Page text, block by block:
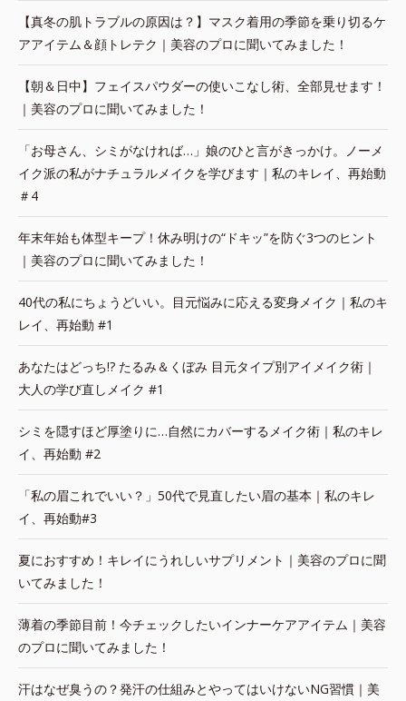
【真冬の肌トラブルの原因は？】マスク着用の季節を乗り切るケ
アアイテム＆顔トレテク｜美容のプロに聞いてみました！
【朝＆日中】フェイスパウダーの使いこなし術、全部見せます！
｜美容のプロに聞いてみました！
「お母さん、シミがなければ…」娘のひと言がきっかけ。ノーメ
イク派の私がナチュラルメイクを学びます｜私のキレイ、再始動
＃4
年末年始も体型キープ！休み明けの“ドキッ”を防ぐ3つのヒント
｜美容のプロに聞いてみました！
40代の私にちょうどいい。目元悩みに応える変身メイク｜私のキ
レイ、再始動 #1
あなたはどっち!? たるみ＆くぼみ 目元タイプ別アイメイク術｜
大人の学び直しメイク #1
シミを隠すほど厚塗りに…自然にカバーするメイク術｜私のキレ
イ、再始動 #2
「私の眉これでいい？」50代で見直したい眉の基本｜私のキレ
イ、再始動#3
夏におすすめ！キレイにうれしいサプリメント｜美容のプロに聞
いてみました！
薄着の季節目前！今チェックしたいインナーケアアイテム｜美容
のプロに聞いてみました！
汗はなぜ臭うの？発汗の仕組みとやってはいけないNG習慣｜美